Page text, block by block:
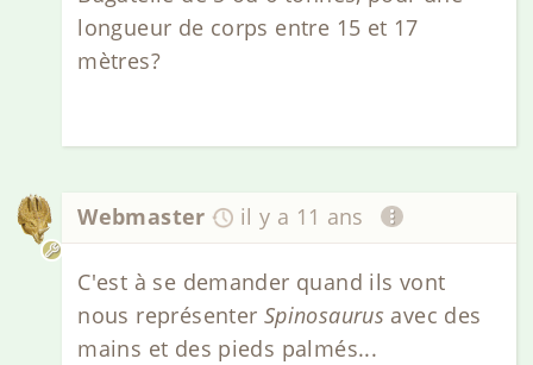
longueur de corps entre 15 et 17
mètres?
Webmaster il y a 11 ans
C'est à se demander quand ils vont
nous représenter Spinosaurus avec des
mains et des pieds palmés...